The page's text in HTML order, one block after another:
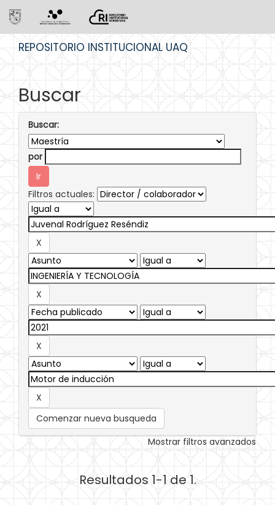
REPOSITORIO INSTITUCIONAL UAQ
Buscar
Buscar:
por
Filtros actuales:
Comenzar nueva busqueda
Mostrar filtros avanzados
Resultados 1-1 de 1.